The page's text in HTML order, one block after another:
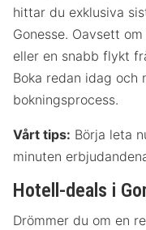
hittar du exklusiva
Gonesse. Oavsett
eller en snabb flykt
Boka redan idag och
bokningsprocess.
Vårt tips: Börja leta
minuten
Hotell-deals i
Drömmer du om en